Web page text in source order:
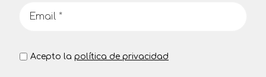
Acepto la política de privacidad